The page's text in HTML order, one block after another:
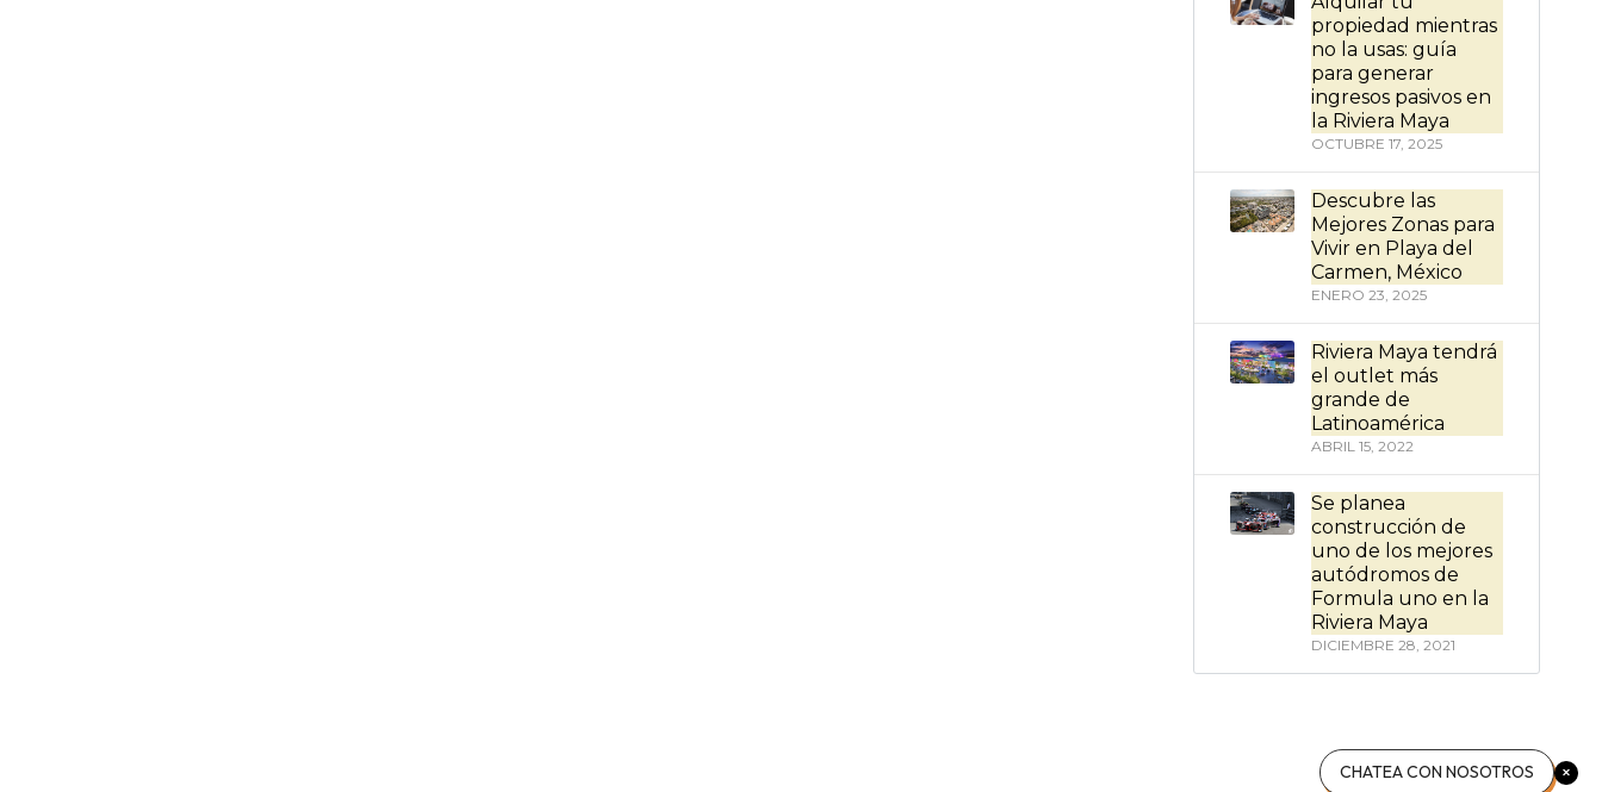
propiedad mientras
no la usas: guía
para generar
ingresos pasivos en
la Riviera Maya
OCTUBRE 17, 2025
Descubre las
Mejores Zonas para
Vivir en Playa del
Carmen, México
ENERO 23, 2025
Riviera Maya tendrá
el outlet más
grande de
Latinoamérica
ABRIL 15, 2022
Se planea
construcción de
uno de los mejores
autódromos de
Formula uno en la
Riviera Maya
DICIEMBRE 28, 2021
CHATEA CON NOSOTROS